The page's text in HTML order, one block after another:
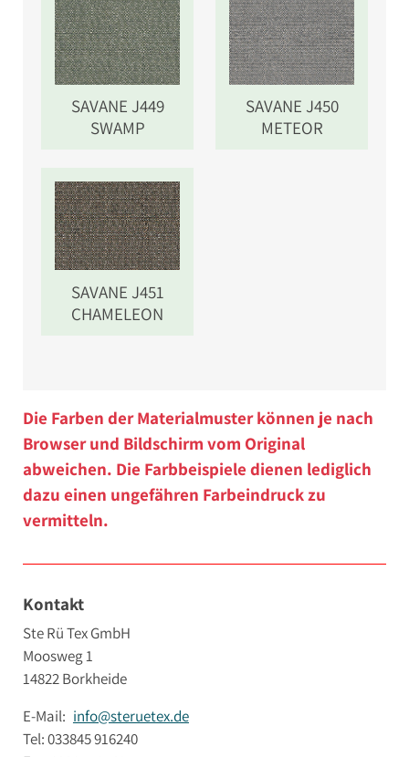
SAVANE J449
SWAMP
SAVANE J450
METEOR
SAVANE J451
CHAMELEON
Die Farben der Materialmuster können je nach
Browser und Bildschirm vom Original
abweichen. Die Farbbeispiele dienen lediglich
dazu einen ungefähren Farbeindruck zu
vermitteln.
Kontakt
Ste Rü Tex GmbH
Moosweg 1
14822 Borkheide
E-Mail: info@steruetex.de
Tel: 033845 916240